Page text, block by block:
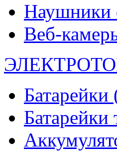
Веб-
Батарейки
Батарейки